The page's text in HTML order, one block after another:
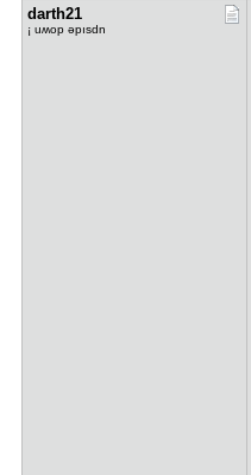
darth21
¡ uʍop ǝpısdn